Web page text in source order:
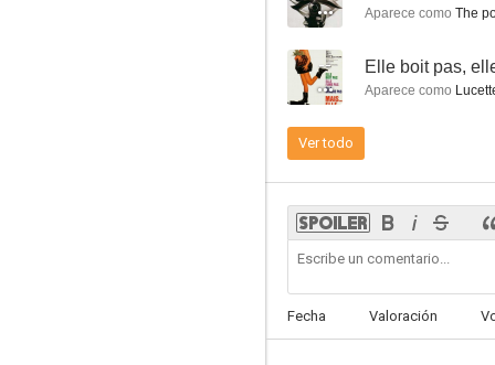
--
--
Aparece como The
-- Elle boit pas,
Aparece como
Ver todo
Fecha Valoración